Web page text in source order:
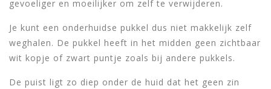
gevoeliger en moeilijker om zelf te verwijderen.
Je kunt een onderhuidse pukkel dus niet makkelijk zelf
weghalen. De pukkel heeft in het midden geen zichtbaar
wit kopje of zwart puntje zoals bij andere pukkels.
De puist ligt zo diep onder de huid dat het geen zin